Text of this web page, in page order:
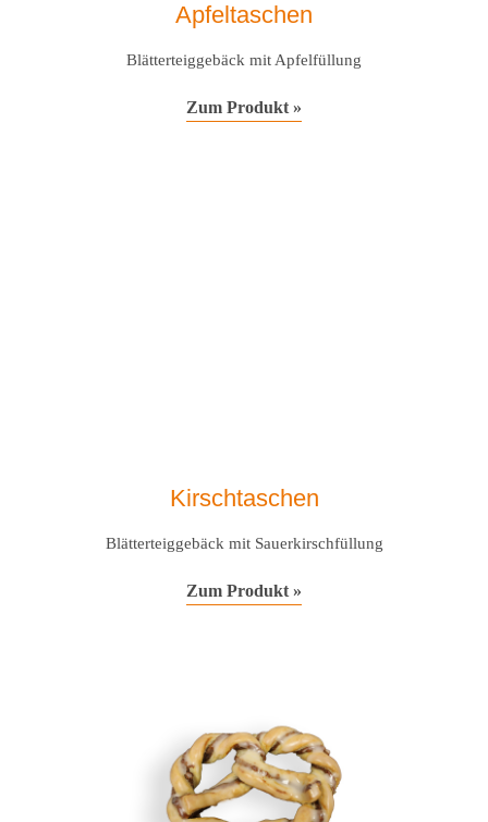
Apfeltaschen
Blätterteiggebäck mit Apfelfüllung
Zum Produkt »
Kirschtaschen
Blätterteiggebäck mit Sauerkirschfüllung
Zum Produkt »